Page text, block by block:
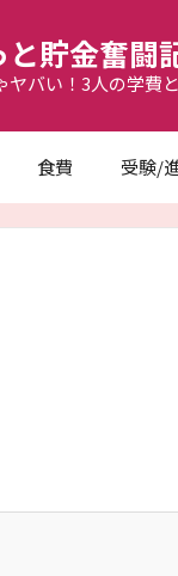
と貯金奮闘
ヤバい！3人の学費
食費 受験/